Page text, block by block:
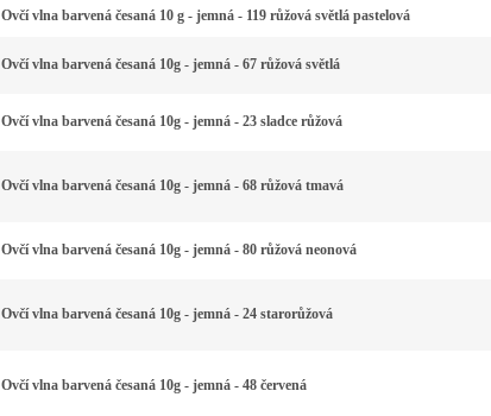
Ovčí vlna barvená česaná 10 g - jemná - 119 růžová světlá pastelová
Ovčí vlna barvená česaná 10g - jemná - 67 růžová světlá
Ovčí vlna barvená česaná 10g - jemná - 23 sladce růžová
Ovčí vlna barvená česaná 10g - jemná - 68 růžová tmavá
Ovčí vlna barvená česaná 10g - jemná - 80 růžová neonová
Ovčí vlna barvená česaná 10g - jemná - 24 starorůžová
Ovčí vlna barvená česaná 10g - jemná - 48 červená